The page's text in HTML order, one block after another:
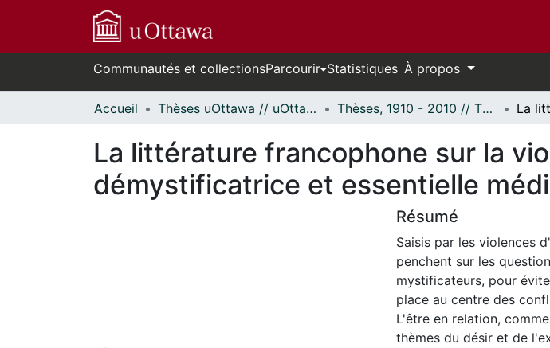
Communautés et collectionsParcourir Statistiques À propos
Accueil Thèses uOttawa // uOttawa Theses Thèses, 1910 - 2010 // Theses, 1910 - 2010
La littérature francophone sur la
démystificatrice et essentielle
Résumé
Saisis par les violences
penchent sur les
mystificateurs, pour
place au centre des
L'être en relation,
thèmes du désir et de